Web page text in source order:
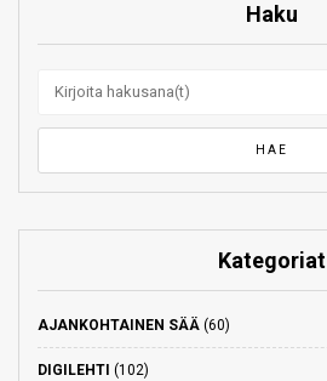
Haku
Kategoriat
AJANKOHTAINEN SÄÄ (60)
DIGILEHTI (102)